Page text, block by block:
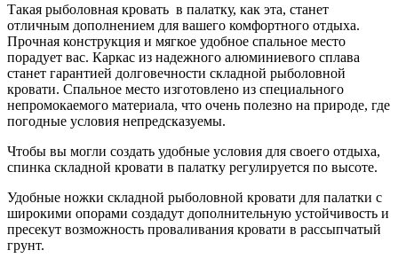
Такая рыболовная кровать в палатку, как эта, станет
отличным дополнением для вашего комфортного отдыха.
Прочная конструкция и мягкое удобное спальное место
порадует вас. Каркас из надежного алюминиевого сплава
станет гарантией долговечности складной рыболовной
кровати. Спальное место изготовлено из специального
непромокаемого материала, что очень полезно на природе, где
погодные условия непредсказуемы.
Чтобы вы могли создать удобные условия для своего отдыха,
спинка складной кровати в палатку регулируется по высоте.
Удобные ножки складной рыболовной кровати для палатки с
широкими опорами создадут дополнительную устойчивость и
пресекут возможность проваливания кровати в рассыпчатый
грунт.